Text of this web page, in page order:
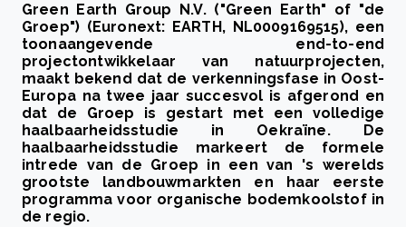
Green Earth Group N.V. ("Green Earth" of "de
Groep") (Euronext: EARTH, NL0009169515), een
toonaangevende end-to-end
projectontwikkelaar van natuurprojecten,
maakt bekend dat de verkenningsfase in Oost-
Europa na twee jaar succesvol is afgerond en
dat de Groep is gestart met een volledige
haalbaarheidsstudie in Oekraïne. De
haalbaarheidsstudie markeert de formele
intrede van de Groep in een van 's werelds
grootste landbouwmarkten en haar eerste
programma voor organische bodemkoolstof in
de regio.